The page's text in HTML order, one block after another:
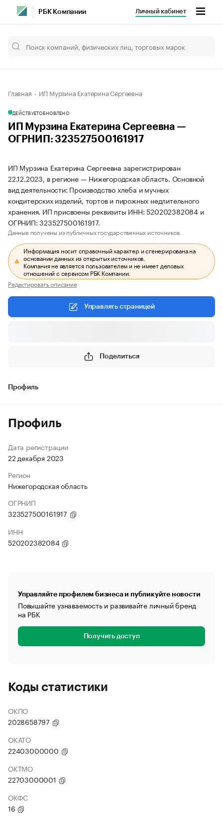
РБК Компании Личный кабинет
Главная ИП Мурзина Екатерина Сергеевна
ДЕЙСТВУЕТОБНОВЛЕНО
ИП Мурзина Екатерина Сергеевна —
ОГРНИП: 323527500161917
ИП Мурзина Екатерина Сергеевна зарегистрирован
22.12.2023, в регионе — Нижегородская область. Основной
вид деятельности: Производство хлеба и мучных
кондитерских изделий, тортов и пирожных недлительного
хранения. ИП присвоены реквизиты ИНН: 520202382084 и
ОГРНИП: 323527500161917.
Данные получены из публичных государственных источников.
Информация носит справочный характер и сгенерирована на
основании данных из открытых источников.
Компания не является пользователем и не имеет деловых
отношений с сервисом РБК Компании.
Редактировать описание
Управлять страницей
Поделиться
Профиль
Профиль
Дата регистрации
22 декабря 2023
Регион
Нижегородская область
ОГРНИП
323527500161917
ИНН
520202382084
Управляйте профилем бизнеса и публикуйте новости
Повышайте узнаваемость и развивайте личный бренд
на РБК
Получить доступ
Коды статистики
ОКПО
2028658797
ОКАТО
22403000000
ОКТМО
22703000001
ОКФС
16